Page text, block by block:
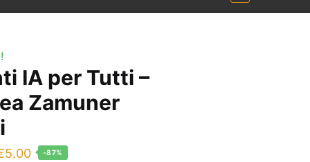
IA per Tutti –
Zamuner
5.00Il
-87%